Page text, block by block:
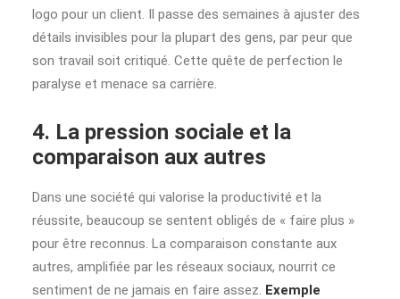
logo pour un client. Il passe des semaines à ajuster des
détails invisibles pour la plupart des gens, par peur que
son travail soit critiqué. Cette quête de perfection le
paralyse et menace sa carrière.
4. La pression sociale et la
comparaison aux autres
Dans une société qui valorise la productivité et la
réussite, beaucoup se sentent obligés de « faire plus »
pour être reconnus. La comparaison constante aux
autres, amplifiée par les réseaux sociaux, nourrit ce
sentiment de ne jamais en faire assez. Exemple